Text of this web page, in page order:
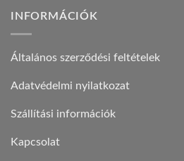
INFORMÁCIÓK
Általános szerződési feltételek
Adatvédelmi nyilatkozat
Szállítási információk
Kapcsolat